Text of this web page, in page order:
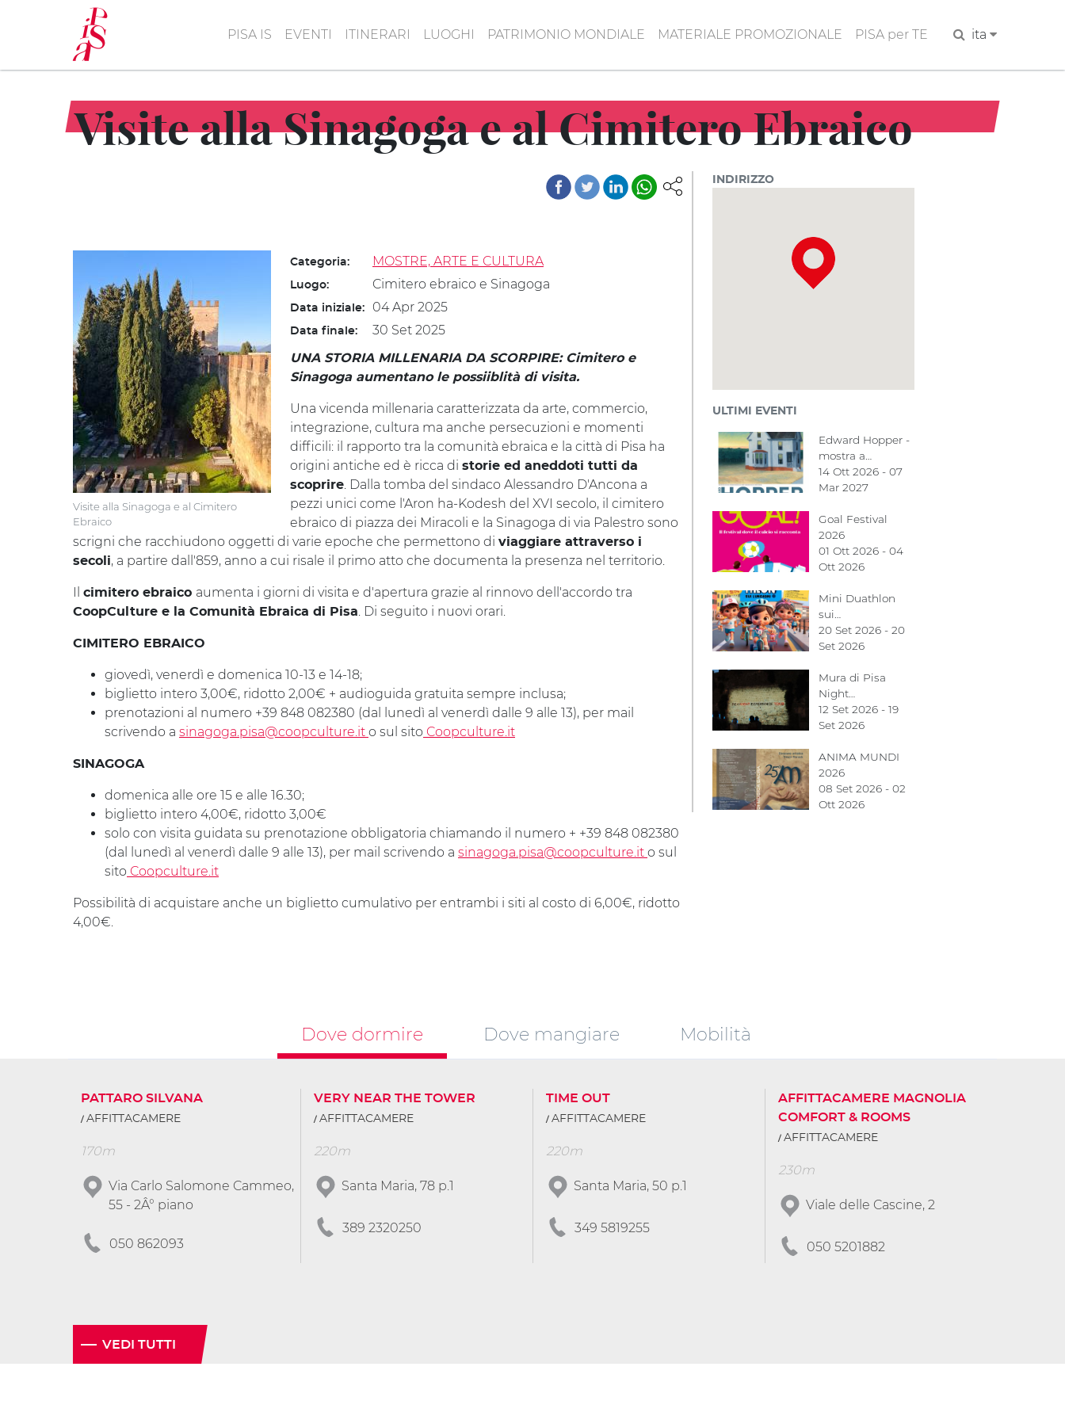
principale
PISA IS EVENTI ITINERARI LUOGHI PATRIMONIO MONDIALE MATERIALE PROMOZIONALE PISA per TE Cerca ita
Visite alla Sinagoga e al Cimitero Ebraico
Visite alla Sinagoga e al Cimitero
Ebraico
Categoria: MOSTRE, ARTE E CULTURA
Luogo: Cimitero ebraico e Sinagoga
Data iniziale: 04 Apr 2025
Data finale: 30 Set 2025
UNA STORIA MILLENARIA DA SCORPIRE: Cimitero e
Sinagoga aumentano le possiiblità di visita.
Una vicenda millenaria caratterizzata da arte, commercio,
integrazione, cultura ma anche persecuzioni e momenti
difficili: il rapporto tra la comunità ebraica e la città di Pisa ha
origini antiche ed è ricca di storie ed aneddoti tutti da
scoprire. Dalla tomba del sindaco Alessandro D'Ancona a
pezzi unici come l'Aron ha-Kodesh del XVI secolo, il cimitero
ebraico di piazza dei Miracoli e la Sinagoga di via Palestro sono
scrigni che racchiudono oggetti di varie epoche che permettono di viaggiare attraverso i
secoli, a partire dall'859, anno a cui risale il primo atto che documenta la presenza nel territorio.
Il cimitero ebraico aumenta i giorni di visita e d'apertura grazie al rinnovo dell'accordo tra
CoopCulture e la Comunità Ebraica di Pisa. Di seguito i nuovi orari.
CIMITERO EBRAICO
giovedì, venerdì e domenica 10-13 e 14-18;
biglietto intero 3,00€, ridotto 2,00€ + audioguida gratuita sempre inclusa;
prenotazioni al numero +39 848 082380 (dal lunedì al venerdì dalle 9 alle 13), per mail
scrivendo a sinagoga.pisa@coopculture.it o sul sito Coopculture.it
SINAGOGA
domenica alle ore 15 e alle 16.30;
biglietto intero 4,00€, ridotto 3,00€
solo con visita guidata su prenotazione obbligatoria chiamando il numero + +39 848 082380
(dal lunedì al venerdì dalle 9 alle 13), per mail scrivendo a sinagoga.pisa@coopculture.it o sul
sito Coopculture.it
Possibilità di acquistare anche un biglietto cumulativo per entrambi i siti al costo di 6,00€, ridotto
4,00€.
INDIRIZZO
ULTIMI EVENTI
Edward Hopper -
mostra a…
14 Ott 2026 - 07
Mar 2027
Goal Festival
2026
01 Ott 2026 - 04
Ott 2026
Mini Duathlon
sui…
20 Set 2026 - 20
Set 2026
Mura di Pisa
Night…
12 Set 2026 - 19
Set 2026
ANIMA MUNDI
2026
08 Set 2026 - 02
Ott 2026
Dove dormire Dove mangiare Mobilità
PATTARO SILVANA
AFFITTACAMERE
170m
Via Carlo Salomone Cammeo,
55 - 2Â° piano
050 862093
VERY NEAR THE TOWER
AFFITTACAMERE
220m
Santa Maria, 78 p.1
389 2320250
TIME OUT
AFFITTACAMERE
220m
Santa Maria, 50 p.1
349 5819255
AFFITTACAMERE MAGNOLIA
COMFORT & ROOMS
AFFITTACAMERE
230m
Viale delle Cascine, 2
050 5201882
VEDI TUTTI